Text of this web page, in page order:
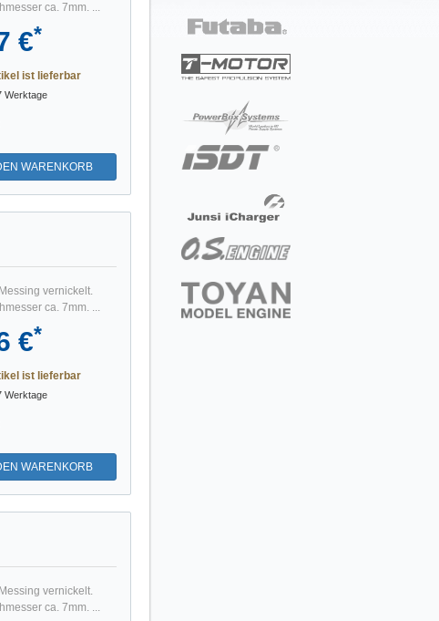
ca. 7mm. ...
€*
ist lieferbar
Werktage
WARENKORB
vernickelt.
ca. 7mm. ...
€*
ist lieferbar
Werktage
WARENKORB
vernickelt.
ca. 7mm. ...